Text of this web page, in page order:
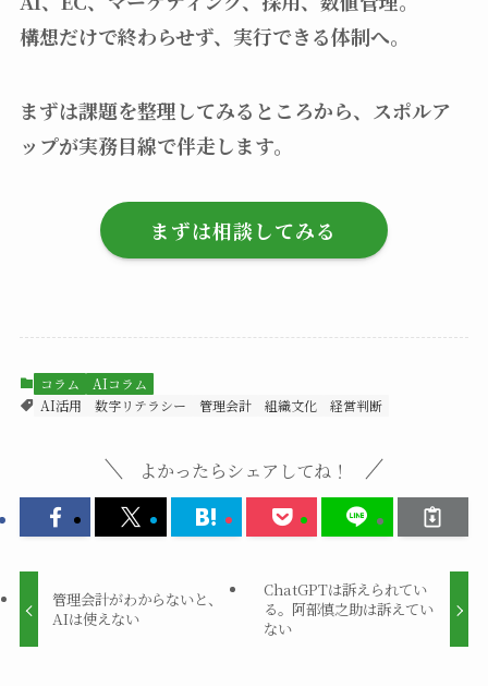
構想だけで終わらせず、実行できる体制へ。
まずは課題を整理してみるところから、スポルア
ップが実務目線で伴走します。
まずは相談してみる
コラム
AIコラム
AI活用
数字リテラシー 管理会計 組織文化 経営判断
よかったらシェアしてね！
管理会計がわからないと、
AIは使えない
ChatGPTは訴えられてい
る。阿部慎之助は訴えてい
ない